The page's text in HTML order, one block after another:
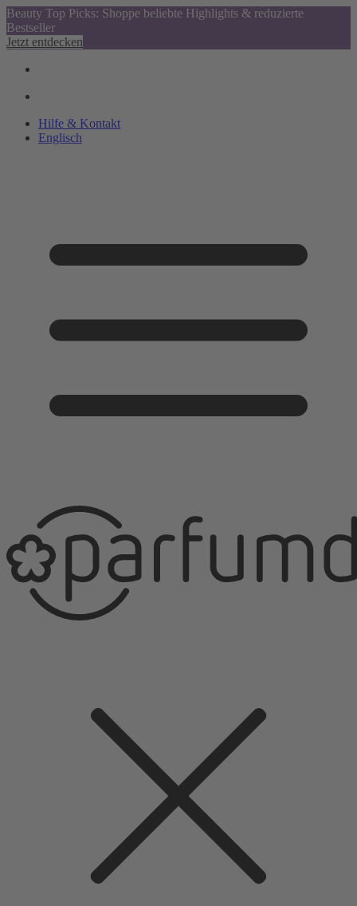
Beauty Top Picks: Shoppe beliebte Highlights & reduzierte
Bestseller
Jetzt entdecken
Hilfe & Kontakt
Englisch